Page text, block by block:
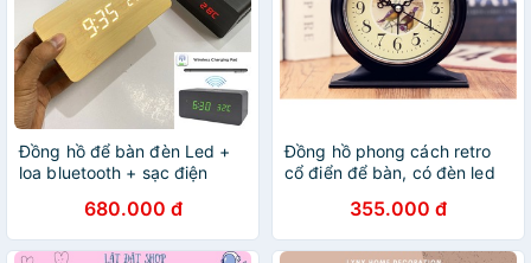
Đồng hồ để bàn đèn Led +
loa bluetooth + sạc điện
680.000 đ
Đồng hồ phong cách retro
cổ điển để bàn, có đèn led
355.000 đ